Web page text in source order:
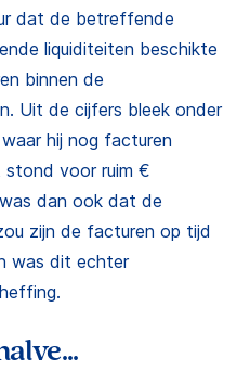
dat de betreffende
liquiditeiten beschikte
binnen de
Uit de cijfers bleek onder
hij nog facturen
voor ruim €
dan ook dat de
zijn de facturen op tijd
was dit echter